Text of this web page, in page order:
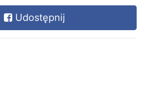
Udostępnij